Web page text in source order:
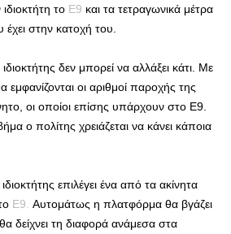
το Ε9 και τα τετραγωνικά μέτρα
στην κατοχή του.
δεν μπορεί να αλλάξει κάτι. Με
εμφανίζονται οι αριθμοί παροχής της
οι οποίοι επίσης υπάρχουν στο Ε9.
ο πολίτης χρειάζεται να κάνει κάποια
επιλέγει ένα από τα ακίνητα
Ε9 Αυτομάτως η πλατφόρμα θα βγάζει
δείχνει τη διαφορά ανάμεσα στα